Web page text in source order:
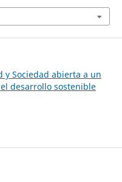
y Sociedad abierta a un
desarrollo sostenible